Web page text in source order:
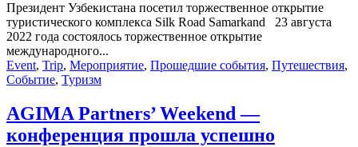
Президент Узбекистана посетил торжественное открытие
туристического комплекса Silk Road Samarkand 23 августа
2022 года состоялось торжественное открытие
международного...
Event, Trip, Мероприятие, Прошедшие события, Путешествия,
Событие, Туризм
AGIMA Partners’ Weekend —
конференция прошла успешно